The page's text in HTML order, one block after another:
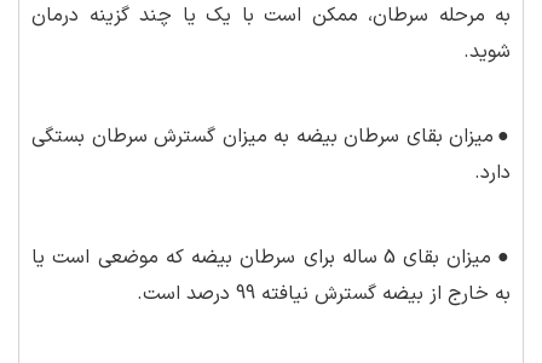
به مرحله سرطان، ممکن است با یک یا چند گزینه درمان
شوید.
● میزان بقای سرطان بیضه به میزان گسترش سرطان بستگی
دارد.
●
میزان بقای 5 ساله برای سرطان بیضه که موضعی است یا
به خارج از بیضه گسترش نیافته 99 درصد است.